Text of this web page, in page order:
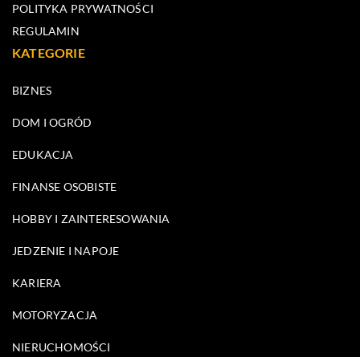
POLITYKA PRYWATNOŚCI
REGULAMIN
KATEGORIE
BIZNES
DOM I OGRÓD
EDUKACJA
FINANSE OSOBISTE
HOBBY I ZAINTERESOWANIA
JEDZENIE I NAPOJE
KARIERA
MOTORYZACJA
NIERUCHOMOŚCI